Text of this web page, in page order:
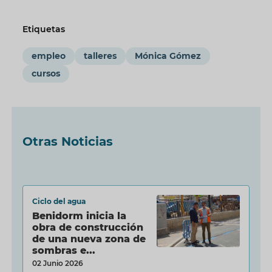
Etiquetas
empleo talleres
Mónica Gómez
cursos
Otras Noticias
Ciclo del agua
Benidorm inicia la
obra de construcción
de una nueva zona de
sombras e...
02 Junio 2026